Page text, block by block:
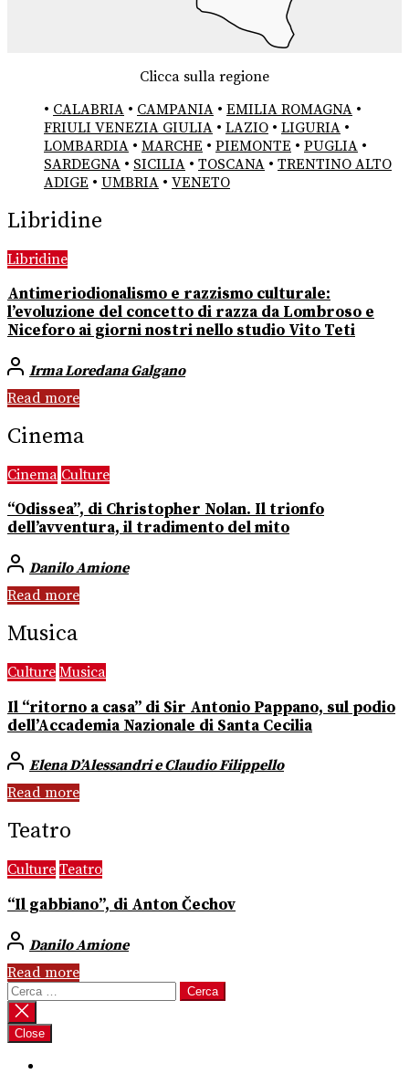
Clicca sulla regione
• CALABRIA • CAMPANIA • EMILIA ROMAGNA •
FRIULI VENEZIA GIULIA • LAZIO • LIGURIA •
LOMBARDIA • MARCHE • PIEMONTE • PUGLIA •
SARDEGNA • SICILIA • TOSCANA • TRENTINO ALTO
ADIGE • UMBRIA • VENETO
Libridine
Libridine
Antimeriodionalismo e razzismo culturale:
l’evoluzione del concetto di razza da Lombroso e
Niceforo ai giorni nostri nello studio Vito Teti
Irma Loredana Galgano
Read more
Cinema
Cinema Culture
“Odissea”, di Christopher Nolan. Il trionfo
dell’avventura, il tradimento del mito
Danilo Amione
Read more
Musica
Culture Musica
Il “ritorno a casa” di Sir Antonio Pappano, sul podio
dell’Accademia Nazionale di Santa Cecilia
Elena D’Alessandri e Claudio Filippello
Read more
Teatro
Culture Teatro
“Il gabbiano”, di Anton Čechov
Danilo Amione
Read more
Ricerca
per:
Close